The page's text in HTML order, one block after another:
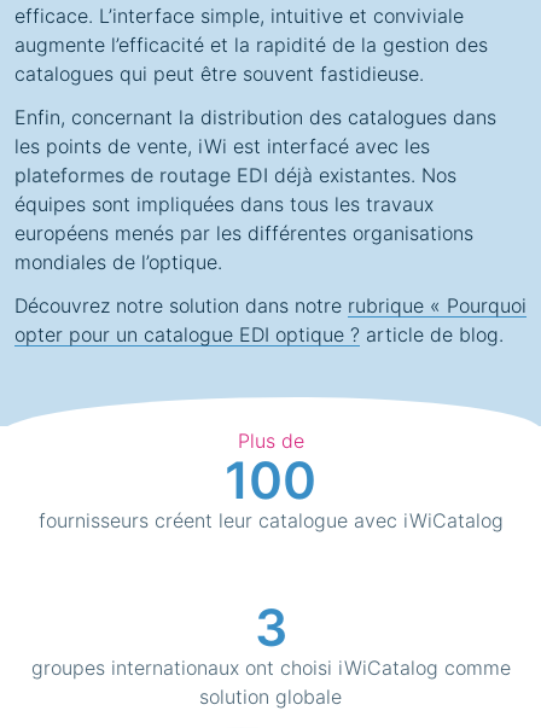
efficace. L’interface simple, intuitive et conviviale
augmente l’efficacité et la rapidité de la gestion des
catalogues qui peut être souvent fastidieuse.
Enfin, concernant la distribution des catalogues dans
les points de vente, iWi est interfacé avec les
plateformes de routage EDI déjà existantes. Nos
équipes sont impliquées dans tous les travaux
européens menés par les différentes organisations
mondiales de l’optique.
Découvrez notre solution dans notre rubrique « Pourquoi
opter pour un catalogue EDI optique ? article de blog.
Plus de
100
fournisseurs créent leur catalogue avec iWiCatalog
3
groupes internationaux ont choisi iWiCatalog comme
solution globale